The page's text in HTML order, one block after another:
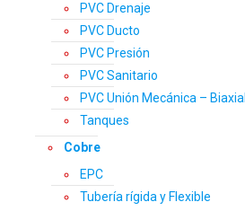
PVC Drenaje
PVC Ducto
PVC Presión
PVC Sanitario
PVC Unión Mecánica – Biaxial
Tanques
Cobre
EPC
Tubería rígida y Flexible